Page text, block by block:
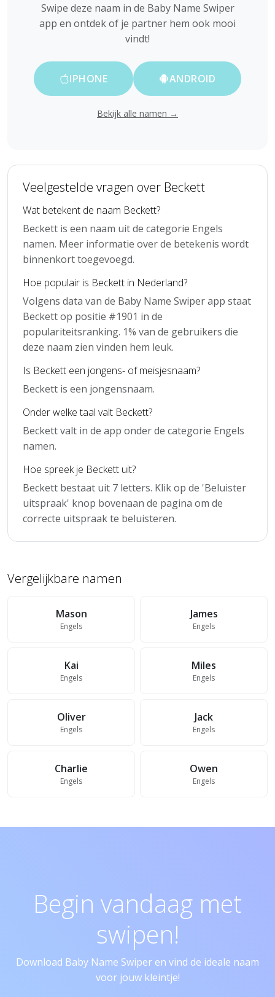
Swipe deze naam in de Baby Name Swiper
app en ontdek of je partner hem ook mooi
vindt!
IPHONE ANDROID
Bekijk alle namen →
Veelgestelde vragen over Beckett
Wat betekent de naam Beckett?
Beckett is een naam uit de categorie Engels
namen. Meer informatie over de betekenis wordt
binnenkort toegevoegd.
Hoe populair is Beckett in Nederland?
Volgens data van de Baby Name Swiper app staat
Beckett op positie #1901 in de
populariteitsranking. 1% van de gebruikers die
deze naam zien vinden hem leuk.
Is Beckett een jongens- of meisjesnaam?
Beckett is een jongensnaam.
Onder welke taal valt Beckett?
Beckett valt in de app onder de categorie Engels
namen.
Hoe spreek je Beckett uit?
Beckett bestaat uit 7 letters. Klik op de 'Beluister
uitspraak' knop bovenaan de pagina om de
correcte uitspraak te beluisteren.
Vergelijkbare namen
Mason
Engels
James
Engels
Kai
Engels
Miles
Engels
Oliver
Engels
Jack
Engels
Charlie
Engels
Owen
Engels
Begin vandaag met
swipen!
Download Baby Name Swiper en vind de ideale naam
voor jouw kleintje!